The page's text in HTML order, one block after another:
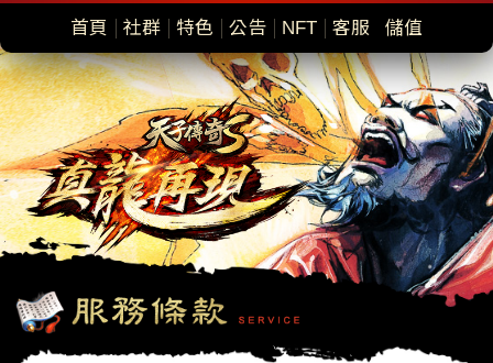
首頁 社群 特色 公告 NFT 客服 儲值